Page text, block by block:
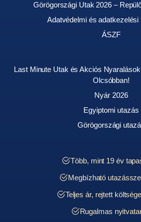
Görögországi Utak 2026 –
Adatvédelmi és adatkezelési
ÁSZF
Last Minute Utak és Akciós
Olcsóbban!
Nyár 2026
Egyiptomi utazás
Görögországi
Több, mint 19 év
Megbízható
Teljes ár, rejtett
Rugalmas